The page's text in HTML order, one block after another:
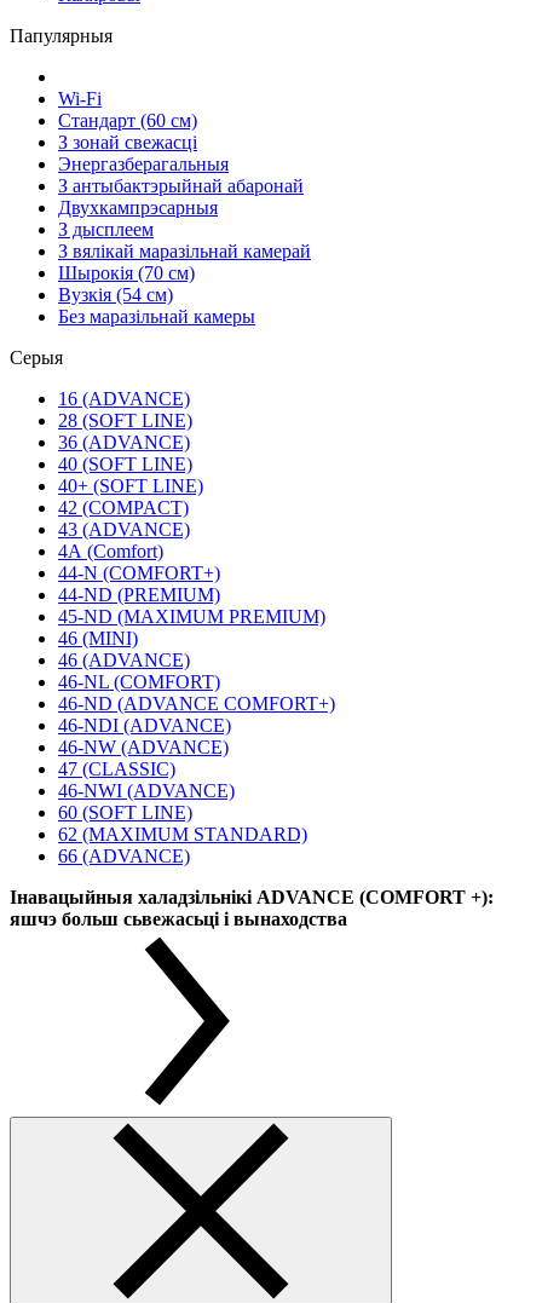
Папулярныя
Wi-Fi
Стандарт (60 см)
З зонай свежасці
Энергазберагальныя
З антыбактэрыйнай абаронай
Двухкампрэсарныя
З дысплеем
З вялікай маразільнай камерай
Шырокія (70 см)
Вузкія (54 см)
Без маразільнай камеры
Серыя
16 (ADVANCE)
28 (SOFT LINE)
36 (ADVANCE)
40 (SOFT LINE)
40+ (SOFT LINE)
42 (COMPACT)
43 (ADVANCE)
4А (Comfort)
44-N (COMFORT+)
44-ND (PREMIUM)
45-ND (MAXIMUM PREMIUM)
46 (MINI)
46 (ADVANCE)
46-NL (COMFORT)
46-ND (ADVANCE COMFORT+)
46-NDI (ADVANCE)
46-NW (ADVANCE)
47 (CLASSIC)
46-NWI (ADVANCE)
60 (SOFT LINE)
62 (MAXIMUM STANDARD)
66 (ADVANCE)
Інавацыйныя халадзільнікі ADVANCE (COMFORT +):
яшчэ больш сьвежасьці і вынаходства